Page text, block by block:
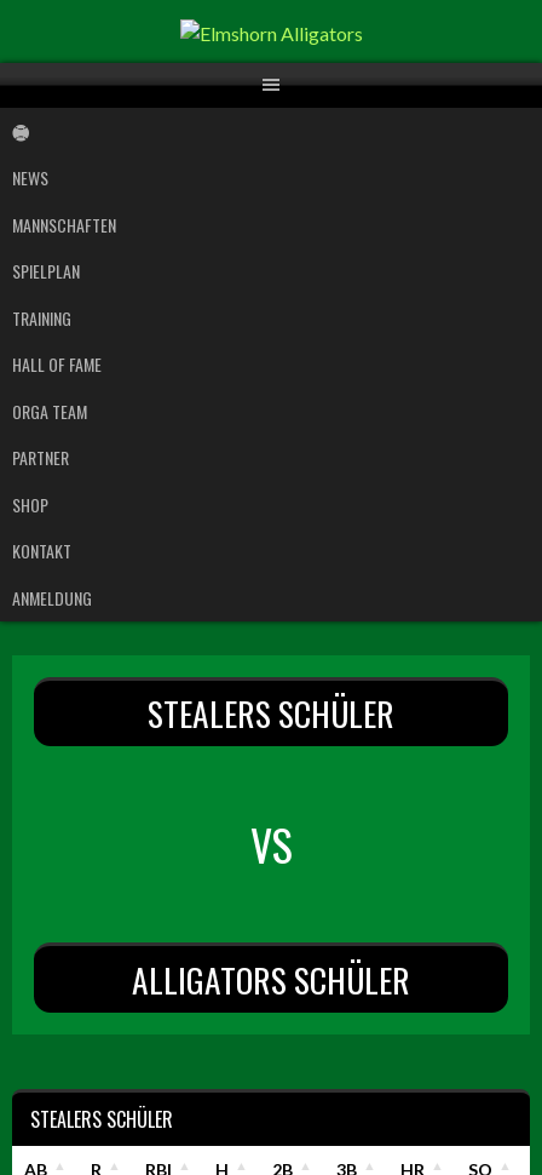
Inhalt
NEWS
MANNSCHAFTEN
SPIELPLAN
TRAINING
HALL OF FAME
ORGA TEAM
PARTNER
SHOP
KONTAKT
ANMELDUNG
STEALERS SCHÜLER
VS
ALLIGATORS SCHÜLER
STEALERS SCHÜLER
AB R RBI H 2B 3B HR SO